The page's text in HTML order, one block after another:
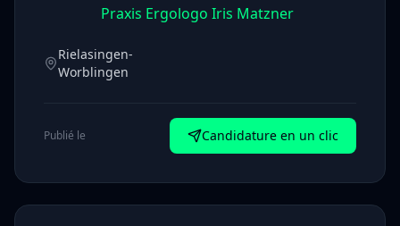
Praxis Ergologo Iris Matzner
Rielasingen-
Worblingen
Publié le Candidature en un clic